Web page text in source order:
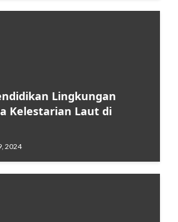
Lingkungan
Kelestarian Laut di
2024